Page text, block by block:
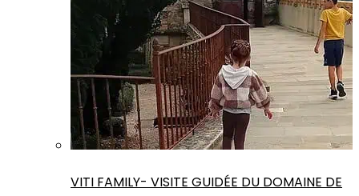
VITI FAMILY- VISITE GUIDÉE DU DOMAINE DE